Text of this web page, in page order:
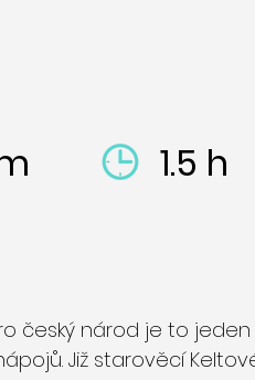
1.5 h
český národ je to
Již starověcí